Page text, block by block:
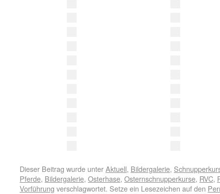
Dieser Beitrag wurde unterAktuell, Bildergalerie,
Pferde, Bildergalerie, Osterhase, Osternschnupperkurse, RVC,
Vorführung verschlagwortet. Setze ein Lesezeichen auf den